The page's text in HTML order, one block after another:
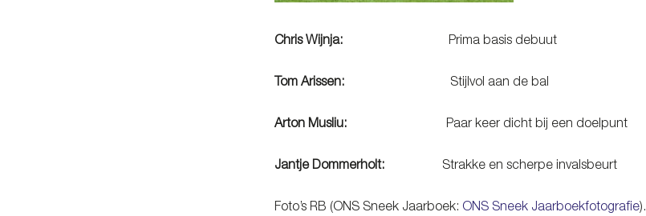
Chris Wijnja: Prima basis debuut
Tom Arissen: Stijlvol aan de bal
Arton Musliu: Paar keer dicht bij een doelpunt
Jantje Dommerholt: Strakke en scherpe invalsbeurt
Foto’s RB (ONS Sneek Jaarboek: ONS Sneek Jaarboekfotografie).